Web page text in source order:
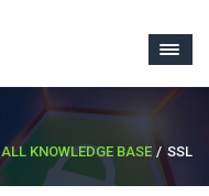
ALL KNOWLEDGE BASE SSL